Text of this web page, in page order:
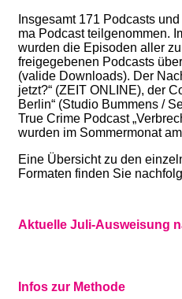
Insgesamt 171 Podcasts
ma Podcast teilgenommen.
wurden die Episoden aller
freigegebenen Podcasts
(valide Downloads). Der
jetzt?“ (ZEIT ONLINE), der
Berlin“ (Studio Bummens /
True Crime Podcast
wurden im Sommermonat
Eine Übersicht zu den
Formaten finden Sie
Aktuelle Juli-Ausweisung
Infos zur Methode